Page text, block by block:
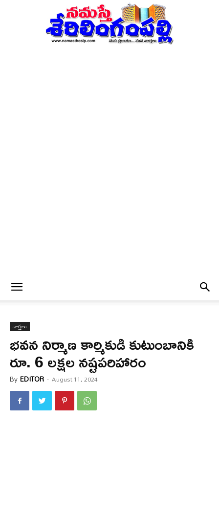
వార్త‌లు
భవన నిర్మాణ కార్మికుడి కుటుంబానికి
రూ. 6 లక్షల నష్టపరిహారం
ByEDITOR - August 11, 2024